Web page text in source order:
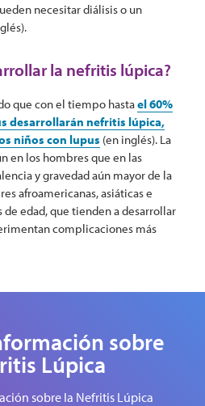
necesitar diálisis o un
la nefritis lúpica?
que con el tiempo hastael 60%
desarrollarán nefritis lúpica,
niños con lupus (en inglés). La
en los hombres que en las
y gravedad aún mayor de la
afroamericanas, asiáticas e
de edad, que tienden a desarrollar
complicaciones más
sobre
Lúpica
sobre la Nefritis Lúpica